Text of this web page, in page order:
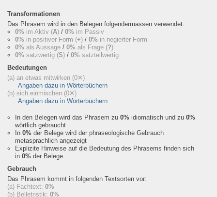
Transformationen
Das Phrasem wird in den Belegen folgendermassen verwendet:
0% im Aktiv (A) / 0% im Passiv
0% in positiver Form (+) / 0% in negierter Form
0% als Aussage / 0% als Frage (?)
0% satzwertig (S) / 0% satzteilwertig
Bedeutungen
(a) an etwas mitwirken (0✕)
Angaben dazu in Wörterbüchern
(b) sich einmischen (0✕)
Angaben dazu in Wörterbüchern
In den Belegen wird das Phrasem zu 0% idiomatisch und zu 0%
wörtlich gebraucht
In 0% der Belege wird der phraseologische Gebrauch
metasprachlich angezeigt
Explizite Hinweise auf die Bedeutung des Phrasems finden sich
in 0% der Belege
Gebrauch
Das Phrasem kommt in folgenden Textsorten vor:
(a) Fachtext: 0%
(b) Belletristik: 0%